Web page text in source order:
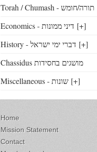
Torah / Chumash - תורה/חומש
Economics - דיני ממונות [+]
History - דברי ימי ישראל [+]
Chassidus מושגים בחסידות
Miscellaneous - שונות [+]
Home
Mission Statement
Contact